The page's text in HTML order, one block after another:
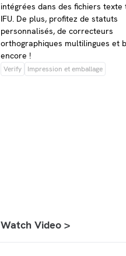
intégrées dans des fichiers texte
IFU. De plus, profitez de statuts
personnalisés, de correcteurs
orthographiques multilingues et
encore !
Verify Impression et emballage
Watch Video >